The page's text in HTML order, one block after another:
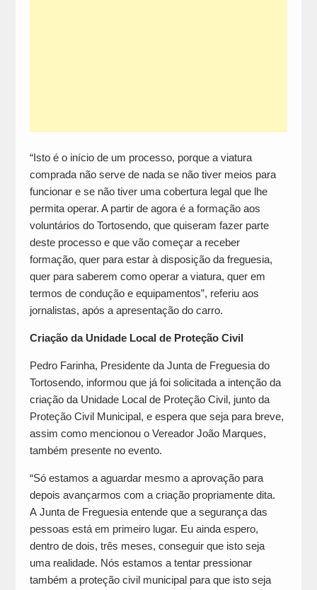
“Isto é o início de um processo, porque a viatura
comprada não serve de nada se não tiver meios para
funcionar e se não tiver uma cobertura legal que lhe
permita operar. A partir de agora é a formação aos
voluntários do Tortosendo, que quiseram fazer parte
deste processo e que vão começar a receber
formação, quer para estar à disposição da freguesia,
quer para saberem como operar a viatura, quer em
termos de condução e equipamentos”, referiu aos
jornalistas, após a apresentação do carro.
Criação da Unidade Local de Proteção Civil
Pedro Farinha, Presidente da Junta de Freguesia do
Tortosendo, informou que já foi solicitada a intenção da
criação da Unidade Local de Proteção Civil, junto da
Proteção Civil Municipal, e espera que seja para breve,
assim como mencionou o Vereador João Marques,
também presente no evento.
“Só estamos a aguardar mesmo a aprovação para
depois avançarmos com a criação propriamente dita.
A Junta de Freguesia entende que a segurança das
pessoas está em primeiro lugar. Eu ainda espero,
dentro de dois, três meses, conseguir que isto seja
uma realidade. Nós estamos a tentar pressionar
também a proteção civil municipal para que isto seja